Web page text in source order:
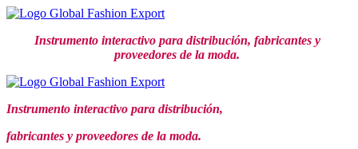
Ir
contenidoInstrumento interactivo para distribución, fabricantes y
proveedores de la moda.
Instrumento interactivo para distribución,
fabricantes y proveedores de la moda.